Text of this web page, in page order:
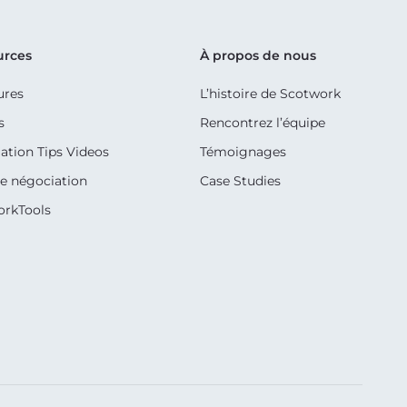
Tips Videos
négociation
À propos de nous
L’histoire de Scotwork
Rencontrez l’équipe
Témoignages
Case Studies